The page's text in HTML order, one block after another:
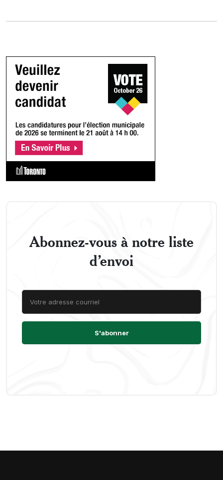
Abonnez-vous à notre liste
d’envoi